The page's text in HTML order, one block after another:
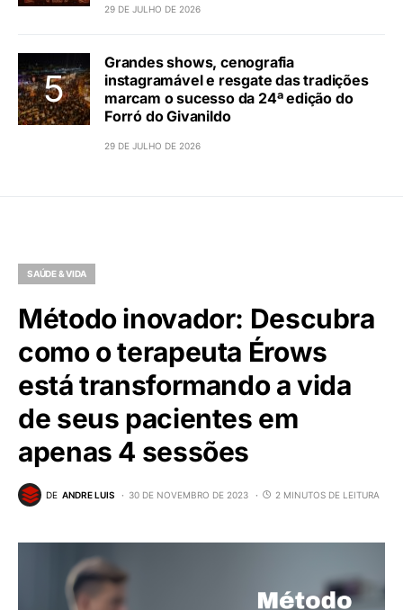
29 DE JULHO DE 2026
Grandes shows, cenografia
instagramável e resgate das tradições
marcam o sucesso da 24ª edição do
Forró do Givanildo
29 DE JULHO DE 2026
SAÚDE & VIDA
Método inovador: Descubra
como o terapeuta Érows
está transformando a vida
de seus pacientes em
apenas 4 sessões
DE ANDRE LUIS 30 DE NOVEMBRO DE 2023 2 MINUTOS DE LEITURA